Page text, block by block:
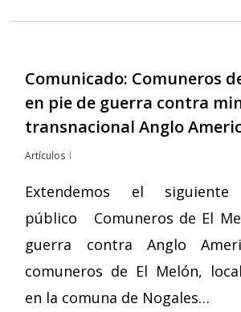
Comunicado: Comuneros
en pie de guerra contra
transnacional Anglo
Artículos
Extendemos el siguiente
público Comuneros de El
guerra contra Anglo
comuneros de El Melón,
en la comuna de Nogales…